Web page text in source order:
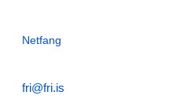
Netfang
fri@fri.is